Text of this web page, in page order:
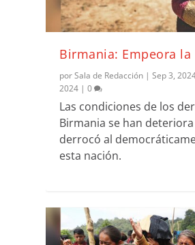
Birmania: Empeora
porSala de Redacción |Sep 3,
2024 |0
Las condiciones de los
Birmania se han
derrocó al
esta nación.